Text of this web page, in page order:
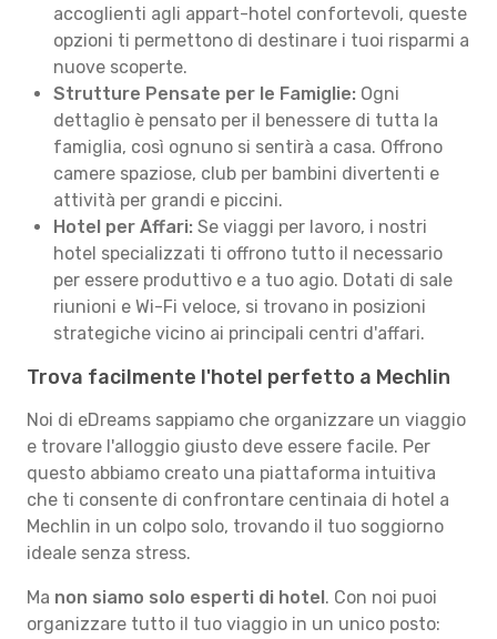
accoglienti agli appart-hotel confortevoli, queste
opzioni ti permettono di destinare i tuoi risparmi a
nuove scoperte.
Strutture Pensate per le Famiglie: Ogni
dettaglio è pensato per il benessere di tutta la
famiglia, così ognuno si sentirà a casa. Offrono
camere spaziose, club per bambini divertenti e
attività per grandi e piccini.
Hotel per Affari: Se viaggi per lavoro, i nostri
hotel specializzati ti offrono tutto il necessario
per essere produttivo e a tuo agio. Dotati di sale
riunioni e Wi-Fi veloce, si trovano in posizioni
strategiche vicino ai principali centri d'affari.
Trova facilmente l'hotel perfetto a Mechlin
Noi di eDreams sappiamo che organizzare un viaggio
e trovare l'alloggio giusto deve essere facile. Per
questo abbiamo creato una piattaforma intuitiva
che ti consente di confrontare centinaia di hotel a
Mechlin in un colpo solo, trovando il tuo soggiorno
ideale senza stress.
Ma non siamo solo esperti di hotel. Con noi puoi
organizzare tutto il tuo viaggio in un unico posto: